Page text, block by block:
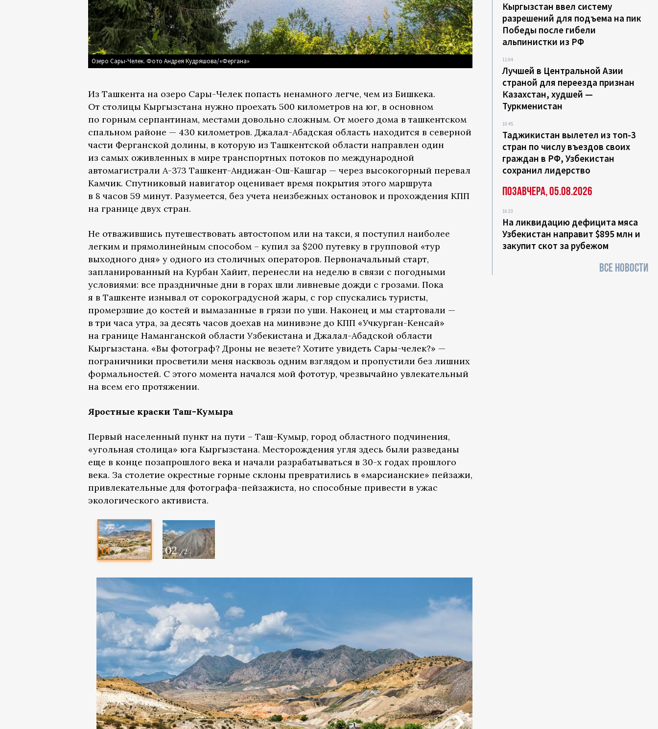
Озеро Сары-Челек. Фото Андрея Кудряшова/«Фергана»
Из Ташкента на озеро Сары-Челек попасть ненамного легче, чем из Бишкека.
От столицы Кыргызстана нужно проехать 500 километров на юг, в основном
по горным серпантинам, местами довольно сложным. От моего дома в ташкентском
спальном районе — 430 километров. Джалал-Абадская область находится в северной
части Ферганской долины, в которую из Ташкентской области направлен один
из самых оживленных в мире транспортных потоков по международной
автомагистрали А-373 Ташкент-Андижан-Ош-Кашгар — через высокогорный перевал
Камчик. Спутниковый навигатор оценивает время покрытия этого маршрута
в 8 часов 59 минут. Разумеется, без учета неизбежных остановок и прохождения КПП
на границе двух стран.
Не отважившись путешествовать автостопом или на такси, я поступил наиболее
легким и прямолинейным способом – купил за $200 путевку в групповой «тур
выходного дня» у одного из столичных операторов. Первоначальный старт,
запланированный на Курбан Хайит, перенесли на неделю в связи с погодными
условиями: все праздничные дни в горах шли ливневые дожди с грозами. Пока
я в Ташкенте изнывал от сорокоградусной жары, с гор спускались туристы,
промерзшие до костей и вымазанные в грязи по уши. Наконец и мы стартовали —
в три часа утра, за десять часов доехав на минивэне до КПП «Учкурган-Кенсай»
на границе Наманганской области Узбекистана и Джалал-Абадской области
Кыргызстана. «Вы фотограф? Дроны не везете? Хотите увидеть Сары-челек?» —
пограничники просветили меня насквозь одним взглядом и пропустили без лишних
формальностей. С этого момента начался мой фототур, чрезвычайно увлекательный
на всем его протяжении.
Яростные краски Таш-Кумыра
Первый населенный пункт на пути – Таш-Кумыр, город областного подчинения,
«угольная столица» юга Кыргызстана. Месторождения угля здесь были разведаны
еще в конце позапрошлого века и начали разрабатываться в 30-х годах прошлого
века. За столетие окрестные горные склоны превратились в «марсианские» пейзажи,
привлекательные для фотографа-пейзажиста, но способные привести в ужас
экологического активиста.
01 /2 02 /2
Кыргызстан ввел систему
разрешений для подъема на пик
Победы после гибели
альпинистки из РФ
11:04
Лучшей в Центральной Азии
страной для переезда признан
Казахстан, худшей —
Туркменистан
10:45
Таджикистан вылетел из топ-3
стран по числу въездов своих
граждан в РФ, Узбекистан
сохранил лидерство
Позавчера, 05.08.2026
16:23
На ликвидацию дефицита мяса
Узбекистан направит $895 млн и
закупит скот за рубежом
ВСЕ НОВОСТИ